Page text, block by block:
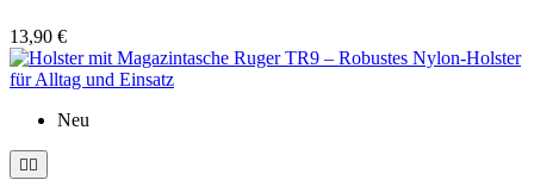
13,90 €
Neu
 